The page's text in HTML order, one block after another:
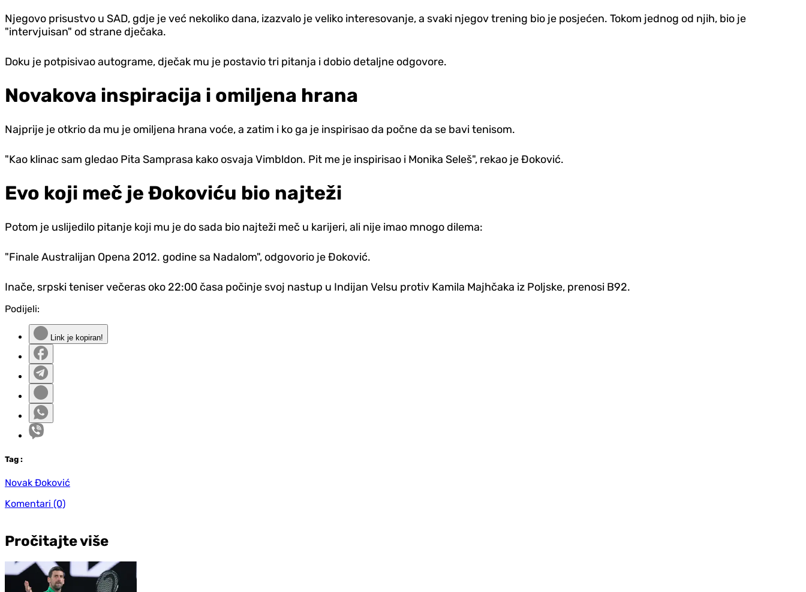
Njegovo prisustvo u SAD, gdje je već nekoliko dana, izazvalo je veliko interesovanje, a svaki njegov trening bio je posjećen. Tokom jednog od njih, bio je
"intervjuisan" od strane dječaka.
Doku je potpisivao autograme, dječak mu je postavio tri pitanja i dobio detaljne odgovore.
Novakova inspiracija i omiljena hrana
Najprije je otkrio da mu je omiljena hrana voće, a zatim i ko ga je inspirisao da počne da se bavi tenisom.
"Kao klinac sam gledao Pita Samprasa kako osvaja Vimbldon. Pit me je inspirisao i Monika Seleš", rekao je Đoković.
Evo koji meč je Đokoviću bio najteži
Potom je uslijedilo pitanje koji mu je do sada bio najteži meč u karijeri, ali nije imao mnogo dilema:
"Finale Australijan Opena 2012. godine sa Nadalom", odgovorio je Đoković.
Inače, srpski teniser večeras oko 22:00 časa počinje svoj nastup u Indijan Velsu protiv Kamila Majhčaka iz Poljske, prenosi B92.
Podijeli:
Link je kopiran!
Tag :
Novak Đoković
Komentari (0)
Pročitajte više